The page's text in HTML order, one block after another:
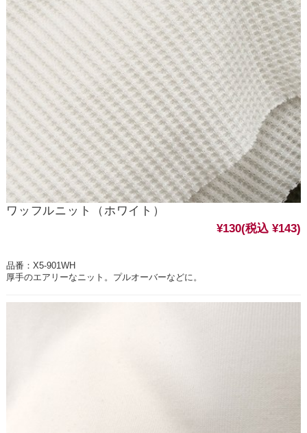
ワッフルニット（ホワイト）
¥130(税込 ¥143)
品番：X5-901WH
厚手のエアリーなニット。プルオーバーなどに。